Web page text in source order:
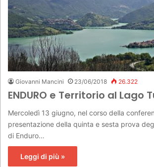
Giovanni Mancini 23/06/2018 26.322
ENDURO e Territorio al Lago
Mercoledì 13 giugno, nel corso della
presentazione della quinta e sesta prova
di Enduro…
Leggi di più »